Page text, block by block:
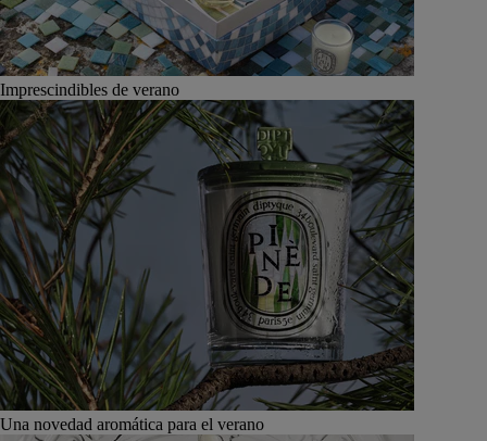
Imprescindibles de verano
Una novedad aromática para el verano